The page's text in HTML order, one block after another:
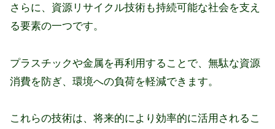
さらに、資源リサイクル技術も持続可能な社会を支え
る要素の一つです。
プラスチックや金属を再利用することで、無駄な資源
消費を防ぎ、環境への負荷を軽減できます。
これらの技術は、将来的により効率的に活用されるこ